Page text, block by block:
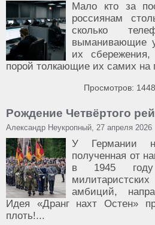
Мало кто за
россиянам
сколько
выманивающие
их
порой толкающие их самих на
Просмотров: 1448
Рождение Четвёртого
Александр Неукропный, 27 апреля 2026
У Германии
полученная от
в 1945 году
амбиций,
Идея «Дранг нахт Остен»
плоть!...